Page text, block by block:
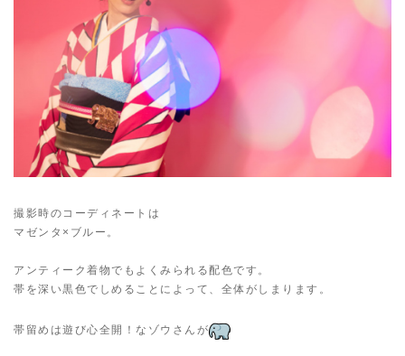
撮影時のコーディネートは
マゼンタ×ブルー。
アンティーク着物でもよくみられる配色です。
帯を深い黒色でしめることによって、全体がしまります。
帯留めは遊び心全開！なゾウさんが